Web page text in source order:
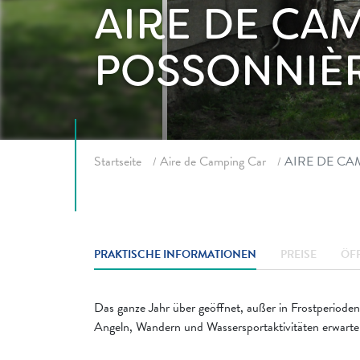
AIRE DE
Startseite Aire de Camping Car AIRE DE
PRAKTISCHE INFORMATIONEN PREISE
Das ganze Jahr über geöffnet, außer in
Angeln, Wandern und Wassersportaktivitäten